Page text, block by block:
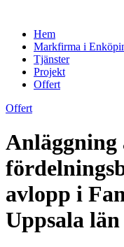
Hem
Markfirma i
Tjänster
Projekt
Offert
Offert
avlopp i
Uppsala län